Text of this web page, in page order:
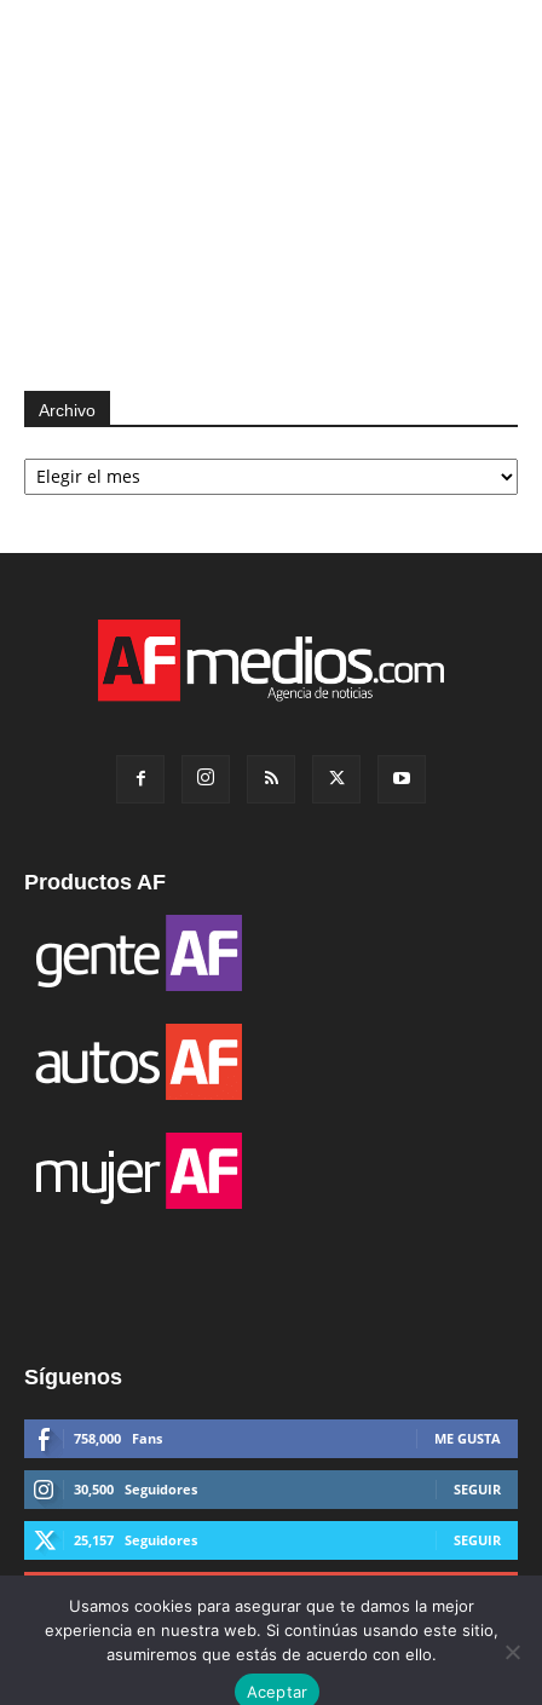
Archivo
Archivo
Productos AF
Síguenos
758,000 Fans ME GUSTA
30,500 Seguidores SEGUIR
25,157 Seguidores SEGUIR
© Derechos Reservados AFmedios 2021
Usamos cookies para asegurar que te damos la mejor
experiencia en nuestra web. Si continúas usando este sitio,
asumiremos que estás de acuerdo con ello.
Aceptar